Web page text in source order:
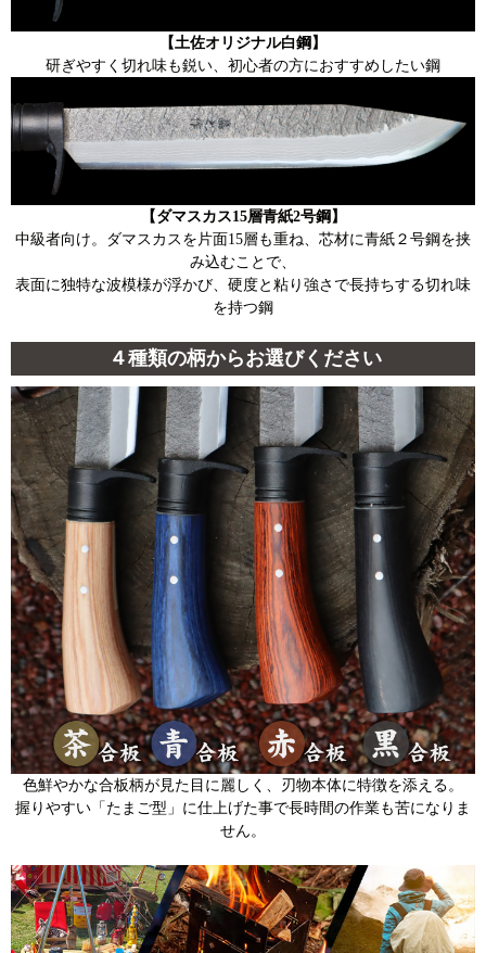
【土佐オリジナル白鋼】
研ぎやすく切れ味も鋭い、初心者の方におすすめしたい鋼
【ダマスカス15層青紙2号鋼】
中級者向け。ダマスカスを片面15層も重ね、芯材に青紙２号鋼を挟
み込むことで、
表面に独特な波模様が浮かび、硬度と粘り強さで長持ちする切れ味
を持つ鋼
４種類の柄からお選びください
色鮮やかな合板柄が見た目に麗しく、刃物本体に特徴を添える。
握りやすい「たまご型」に仕上げた事で長時間の作業も苦になりま
せん。